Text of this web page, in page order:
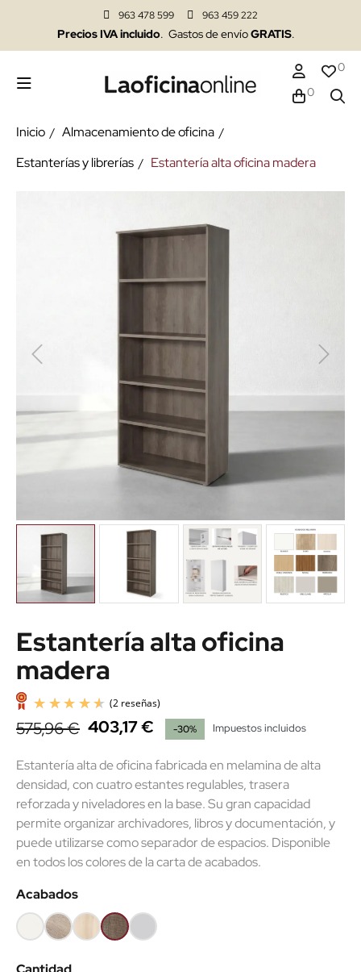
963 478 599 963 459 222
Precios IVA incluido. Gastos de envíoGRATIS.
0
0
Inicio
Almacenamiento de oficina
Estanterías y librerías
Estantería alta oficina madera
Estantería alta oficina
madera
(2 reseñas)
575,96 € 403,17 € -30% Impuestos incluidos
Estantería alta de oficina fabricada en melamina de alta
densidad, con cuatro estantes regulables, trasera
reforzada y niveladores en la base. Su gran capacidad
permite organizar archivadores, libros y documentación, y
puede utilizarse como separador de espacios. Disponible
en todos los colores de la carta de acabados.
Acabados
BlancoOlmo
claro
AcaciaNebraska
Gris
claro